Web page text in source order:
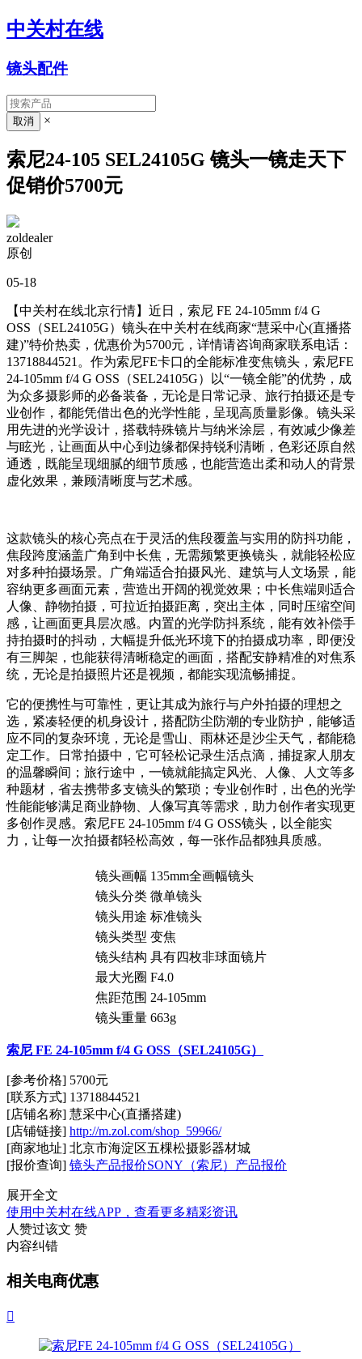
中关村在线
镜头配件
×
索尼24-105 SEL24105G 镜头一镜走天下
促销价5700元
zoldealer
原创
05-18
【中关村在线北京行情】近日，索尼 FE 24-105mm f/4 G
OSS（SEL24105G）镜头在中关村在线商家“慧采中心(直播搭
建)”特价热卖，优惠价为5700元，详情请咨询商家联系电话：
13718844521。 作为索尼FE卡口的全能标准变焦镜头，索尼FE
24-105mm f/4 G OSS（SEL24105G）以“一镜全能”的优势，成
为众多摄影师的必备装备，无论是日常记录、旅行拍摄还是专
业创作，都能凭借出色的光学性能，呈现高质量影像。镜头采
用先进的光学设计，搭载特殊镜片与纳米涂层，有效减少像差
与眩光，让画面从中心到边缘都保持锐利清晰，色彩还原自然
通透，既能呈现细腻的细节质感，也能营造出柔和动人的背景
虚化效果，兼顾清晰度与艺术感。
这款镜头的核心亮点在于灵活的焦段覆盖与实用的防抖功能，
焦段跨度涵盖广角到中长焦，无需频繁更换镜头，就能轻松应
对多种拍摄场景。广角端适合拍摄风光、建筑与人文场景，能
容纳更多画面元素，营造出开阔的视觉效果；中长焦端则适合
人像、静物拍摄，可拉近拍摄距离，突出主体，同时压缩空间
感，让画面更具层次感。内置的光学防抖系统，能有效补偿手
持拍摄时的抖动，大幅提升低光环境下的拍摄成功率，即便没
有三脚架，也能获得清晰稳定的画面，搭配安静精准的对焦系
统，无论是拍摄照片还是视频，都能实现流畅捕捉。
它的便携性与可靠性，更让其成为旅行与户外拍摄的理想之
选，紧凑轻便的机身设计，搭配防尘防潮的专业防护，能够适
应不同的复杂环境，无论是雪山、雨林还是沙尘天气，都能稳
定工作。日常拍摄中，它可轻松记录生活点滴，捕捉家人朋友
的温馨瞬间；旅行途中，一镜就能搞定风光、人像、人文等多
种题材，省去携带多支镜头的繁琐；专业创作时，出色的光学
性能能够满足商业静物、人像写真等需求，助力创作者实现更
多创作灵感。索尼FE 24-105mm f/4 G OSS镜头，以全能实
力，让每一次拍摄都轻松高效，每一张作品都独具质感。
镜头画幅 135mm全画幅镜头
镜头分类 微单镜头
镜头用途 标准镜头
镜头类型 变焦
镜头结构 具有四枚非球面镜片
最大光圈 F4.0
焦距范围 24-105mm
镜头重量 663g
索尼 FE 24-105mm f/4 G OSS（SEL24105G）
[参考价格] 5700元
[联系方式] 13718844521
[店铺名称] 慧采中心(直播搭建)
[店铺链接] http://m.zol.com/shop_59966/
[商家地址] 北京市海淀区五棵松摄影器材城
[报价查询] 镜头产品报价SONY（索尼）产品报价
展开全文
使用中关村在线APP，查看更多精彩资讯
人赞过该文 赞
内容纠错
相关电商优惠
